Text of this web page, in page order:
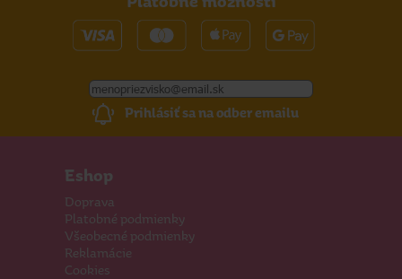
Prihlásiť sa na odber emailu
Eshop
Doprava
Platobné podmienky
Všeobecné podmienky
Reklamácie
Cookies